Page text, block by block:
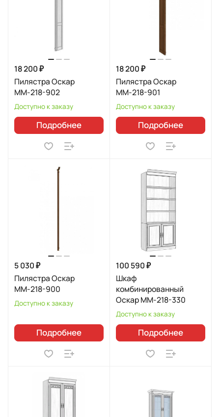
18 200 ₽
Пилястра Оскар
ММ-218-902
Доступно к заказу
Подробнее
18 200 ₽
Пилястра Оскар
ММ-218-901
Доступно к заказу
Подробнее
5 030 ₽
Пилястра Оскар
ММ-218-900
Доступно к заказу
Подробнее
100 590 ₽
Шкаф
комбинированный
Оскар ММ-218-330
Доступно к заказу
Подробнее